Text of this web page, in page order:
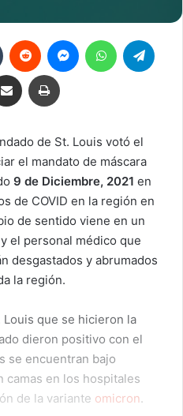
Tumblr Reddit MessengerWhatsApp
Compartir por correo electrónicoImprimir
de St. Louis votó el
el mandato de máscara
9 de Diciembre, 2021 en
de COVID en la región en
de sentido viene en un
el personal médico que
desgastados y abrumados
la región.
que se hicieron la
dieron positivo con el
se encuentran bajo
camas en los hospitales
de la variante omicron.